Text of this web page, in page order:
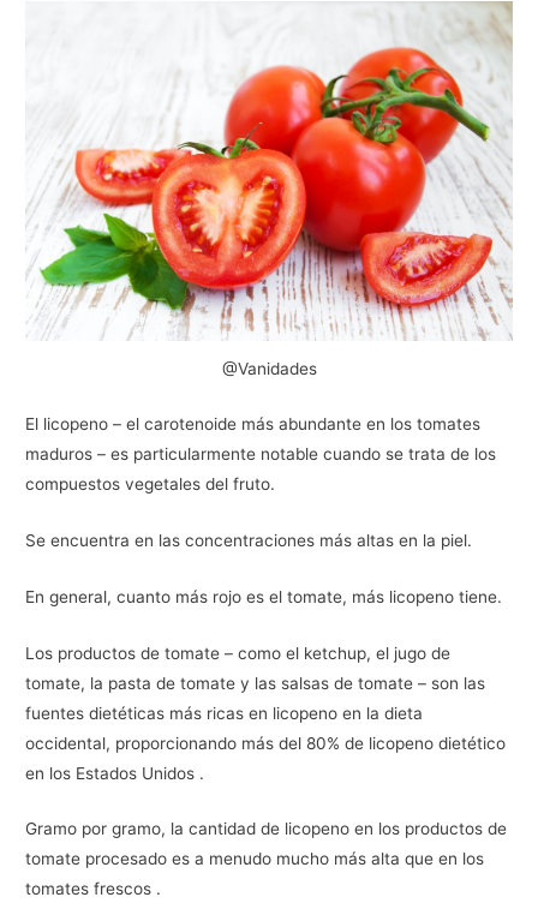
@Vanidades
El licopeno – el carotenoide más abundante en los tomates
maduros – es particularmente notable cuando se trata de los
compuestos vegetales del fruto.
Se encuentra en las concentraciones más altas en la piel.
En general, cuanto más rojo es el tomate, más licopeno tiene.
Los productos de tomate – como el ketchup, el jugo de
tomate, la pasta de tomate y las salsas de tomate – son las
fuentes dietéticas más ricas en licopeno en la dieta
occidental, proporcionando más del 80% de licopeno dietético
en los Estados Unidos .
Gramo por gramo, la cantidad de licopeno en los productos de
tomate procesado es a menudo mucho más alta que en los
tomates frescos .